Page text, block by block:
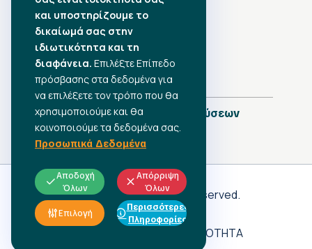
•Αύγουστος 2026
•Ιούλιος 2026
•Ιούνιος 2026
•Μάιος 2026
•Απρίλιος 2026
•Μάρτιος 2026
Πλήρες Ημερολόγιο Δημοσιεύσεων
Γ.Σ.Ε.Ε
© 2026 All rights reserved.
ΠΡΟΣΩΠΙΚΑ ΔΕΔΟΜΕΝΑ
ΠΡΟΣΒΑΣΙΜΟΤΗΤΑ
και υποστηρίζουμε το
δικαίωμά σας στην
ιδιωτικότητα και τη
διαφάνεια. Επιλέξτε Επίπεδο
πρόσβασης στα δεδομένα για
να επιλέξετε τον τρόπο που θα
χρησιμοποιούμε και θα
κοινοποιούμε τα δεδομένα σας.
Προσωπικά Δεδομένα
Αποδοχή
Όλων
Απόρριψη
Όλων
Επιλογή
Περισσότερες
Πληροφορίες